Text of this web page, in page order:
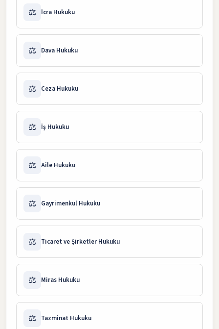
⚖️ İcra Hukuku
⚖️ Dava Hukuku
⚖️ Ceza Hukuku
⚖️ İş Hukuku
⚖️ Aile Hukuku
⚖️ Gayrimenkul Hukuku
⚖️ Ticaret ve Şirketler Hukuku
⚖️ Miras Hukuku
⚖️ Tazminat Hukuku